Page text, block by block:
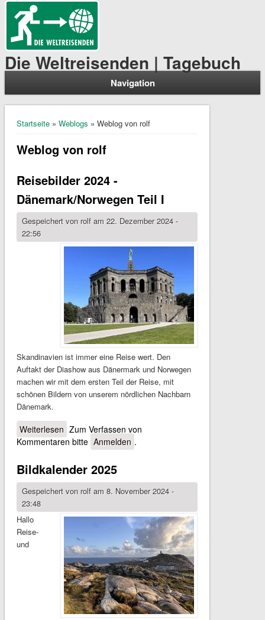
Die Weltreisenden | Tagebuch
Navigation
Sie sind hier
Startseite» Weblogs » Weblog von rolf
Weblog von rolf
Reisebilder 2024 -
Dänemark/Norwegen Teil I
Gespeichert von rolfam 22. Dezember 2024 -
22:56
Skandinavien ist immer eine Reise wert. Den
Auftakt der Diashow aus Dänermark und Norwegen
machen wir mit dem ersten Teil der Reise, mit
schönen Bildern von unserem nördlichen Nachbarn
Dänemark.
Weiterlesen über Reisebilder 2024 - Dänemark/Norwegen Teil I
Zum Verfassen von
Kommentaren bitte Anmelden .
Bildkalender 2025
Gespeichert von rolfam 8. November 2024 -
23:48
Hallo
Reise-
und